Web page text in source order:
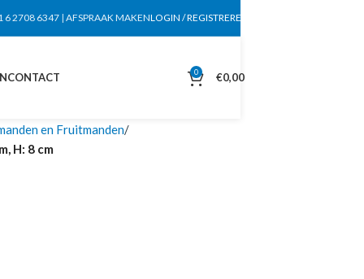
6 2708 6347 | AFSPRAAK MAKENLOGIN / REGISTREREN
CONTACT 0 €0,00
en Fruitmanden
H: 8 cm